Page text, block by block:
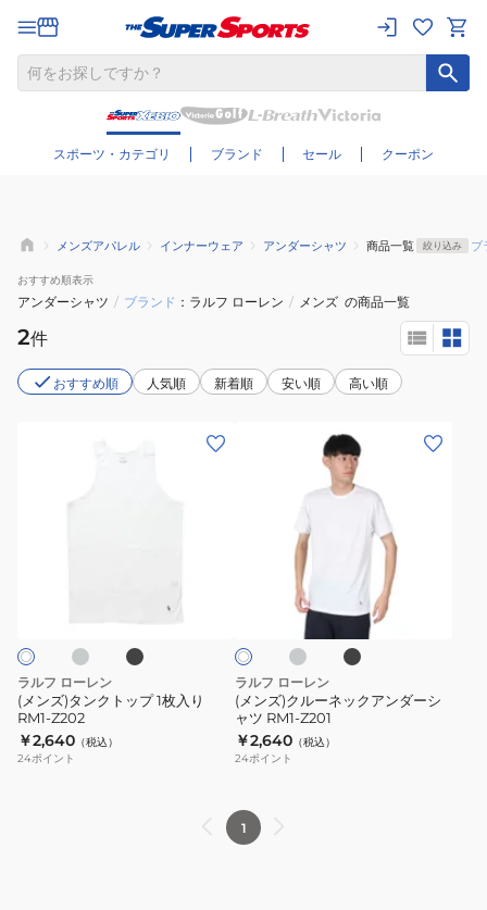
スポーツ・カテゴリ ブランド セール クーポン
さらに絞り込む
メンズアパレル インナーウェア アンダーシャツ 商品一覧 絞り込み ブ
おすすめ順表示
アンダーシャツ / ブランド ラルフ ローレン / メンズ の商品一覧
2件
おすすめ順 人気順 新着順 安い順 高い順
プ
1
枚
入
り
ラルフ ローレン
(メンズ)タンクトップ 1枚入り
RM1-Z202
￥2,640 （税込）
24ポイント
ク
ア
ン
ダ
ー
ツ
イ ー
ラルフ ローレン
(メンズ)クルーネックアンダーシ
ャツ RM1-Z201
￥2,640 （税込）
24ポイント
1